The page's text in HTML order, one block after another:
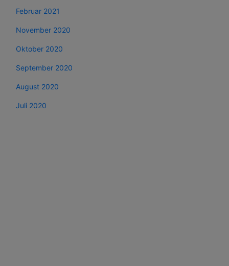
Februar 2021
November 2020
Oktober 2020
September 2020
August 2020
Juli 2020